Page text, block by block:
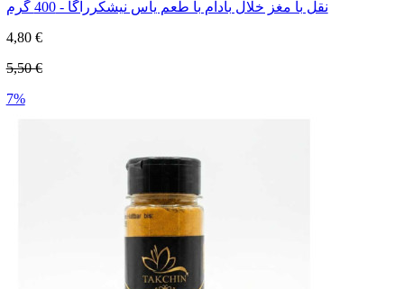
نقل با مغز خلال بادام با طعم یاس نیشکرراگا - 400 گرم
4,80 €
5,50 €
7%